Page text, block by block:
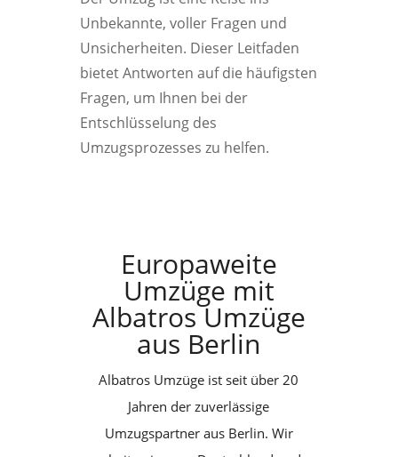
Unbekannte, voller Fragen und
Unsicherheiten. Dieser Leitfaden
bietet Antworten auf die häufigsten
Fragen, um Ihnen bei der
Entschlüsselung des
Umzugsprozesses zu helfen.
Europaweite
Umzüge mit
Albatros Umzüge
aus Berlin
Albatros Umzüge ist seit über 20
Jahren der zuverlässige
Umzugspartner aus Berlin. Wir